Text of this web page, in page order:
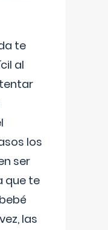
te
al
los
ser
que te
las